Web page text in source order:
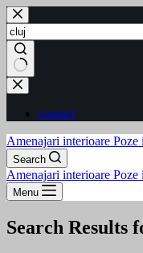
Skip
to
content
No
results
contact
Amenajari interioare Poze
Search
Amenajari interioare Poze
Menu
Search Results